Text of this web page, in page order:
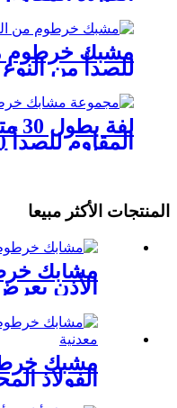
البريطاني،
مشبك خرطوم
للصدأ من
المنتجات الأكثر مبيعا
مشابك
الأذن بعرض
مشبك
الفولاذ
مزود